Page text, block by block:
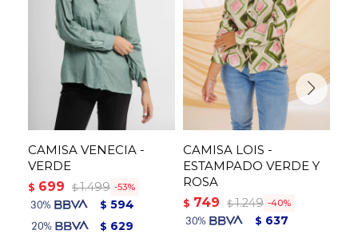
CAMISA VENECIA -
VERDE
$ 699 $ 1.499 53
$ 594
$ 629
CAMISA LOIS -
ESTAMPADO VERDE Y
ROSA
$ 749 $ 1.249 40
$ 637